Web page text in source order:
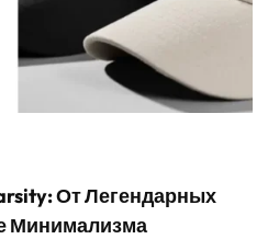
От Легендарных
Минимализма